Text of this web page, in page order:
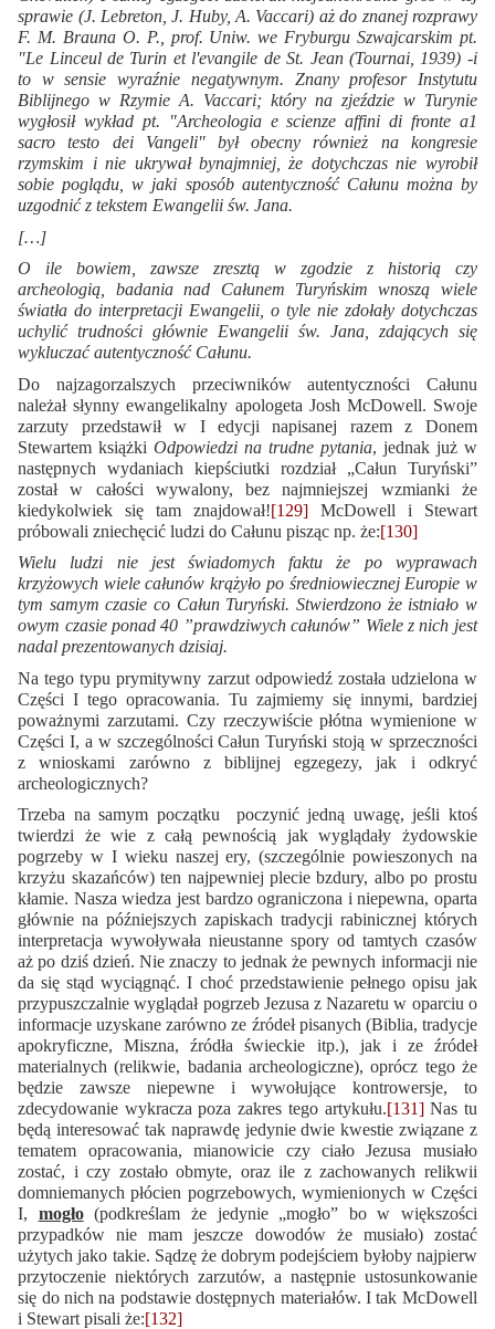
sprawie (J. Lebreton, J. Huby, A. Vaccari) aż do znanej rozprawy
F. M. Brauna O. P., prof. Uniw. we Fryburgu Szwajcarskim pt.
"Le Linceul de Turin et l'evangile de St. Jean (Tournai, 1939) -i
to w sensie wyraźnie negatywnym. Znany profesor Instytutu
Biblijnego w Rzymie A. Vaccari; który na zjeździe w Turynie
wygłosił wykład pt. "Archeologia e scienze affini di fronte a1
sacro testo dei Vangeli" był obecny również na kongresie
rzymskim i nie ukrywał bynajmniej, że dotychczas nie wyrobił
sobie poglądu, w jaki sposób autentyczność Całunu można by
uzgodnić z tekstem Ewangelii św. Jana.
[…]
O ile bowiem, zawsze zresztą w zgodzie z historią czy
archeologią, badania nad Całunem Turyńskim wnoszą wiele
światła do interpretacji Ewangelii, o tyle nie zdołały dotychczas
uchylić trudności głównie Ewangelii św. Jana, zdających się
wykluczać autentyczność Całunu.
Do najzagorzalszych przeciwników autentyczności Całunu
należał słynny ewangelikalny apologeta Josh McDowell. Swoje
zarzuty przedstawił w I edycji napisanej razem z Donem
Stewartem książkiOdpowiedzi na trudne pytania, jednak już w
następnych wydaniach kiepściutki rozdział „Całun Turyński”
został w całości wywalony, bez najmniejszej wzmianki że
kiedykolwiek się tam znajdował![129] McDowell i Stewart
próbowali zniechęcić ludzi do Całunu pisząc np. że:[130]
Wielu ludzi nie jest świadomych faktu że po wyprawach
krzyżowych wiele całunów krążyło po średniowiecznej Europie w
tym samym czasie co Całun Turyński. Stwierdzono że istniało w
owym czasie ponad 40 ”prawdziwych całunów” Wiele z nich jest
nadal prezentowanych dzisiaj.
Na tego typu prymitywny zarzut odpowiedź została udzielona w
Części I tego opracowania. Tu zajmiemy się innymi, bardziej
poważnymi zarzutami. Czy rzeczywiście płótna wymienione w
Części I, a w szczególności Całun Turyński stoją w sprzeczności
z wnioskami zarówno z biblijnej egzegezy, jak i odkryć
archeologicznych?
Trzeba na samym początku poczynić jedną uwagę, jeśli ktoś
twierdzi że wie z całą pewnością jak wyglądały żydowskie
pogrzeby w I wieku naszej ery, (szczególnie powieszonych na
krzyżu skazańców) ten najpewniej plecie bzdury, albo po prostu
kłamie. Nasza wiedza jest bardzo ograniczona i niepewna, oparta
głównie na późniejszych zapiskach tradycji rabinicznej których
interpretacja wywoływała nieustanne spory od tamtych czasów
aż po dziś dzień. Nie znaczy to jednak że pewnych informacji nie
da się stąd wyciągnąć. I choć przedstawienie pełnego opisu jak
przypuszczalnie wyglądał pogrzeb Jezusa z Nazaretu w oparciu o
informacje uzyskane zarówno ze źródeł pisanych (Biblia, tradycje
apokryficzne, Miszna, źródła świeckie itp.), jak i ze źródeł
materialnych (relikwie, badania archeologiczne), oprócz tego że
będzie zawsze niepewne i wywołujące kontrowersje, to
zdecydowanie wykracza poza zakres tego artykułu.[131]Nas tu
będą interesować tak naprawdę jedynie dwie kwestie związane z
tematem opracowania, mianowicie czy ciało Jezusa musiało
zostać, i czy zostało obmyte, oraz ile z zachowanych relikwii
domniemanych płócien pogrzebowych, wymienionych w Części
I, mogło(podkreślam że jedynie „mogło” bo w większości
przypadków nie mam jeszcze dowodów że musiało) zostać
użytych jako takie. Sądzę że dobrym podejściem byłoby najpierw
przytoczenie niektórych zarzutów, a następnie ustosunkowanie
się do nich na podstawie dostępnych materiałów. I tak McDowell
i Stewart pisali że:[132]